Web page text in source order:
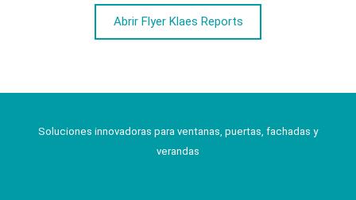
Abrir Flyer Klaes Reports
Soluciones innovadoras para ventanas, puertas, fachadas y
verandas